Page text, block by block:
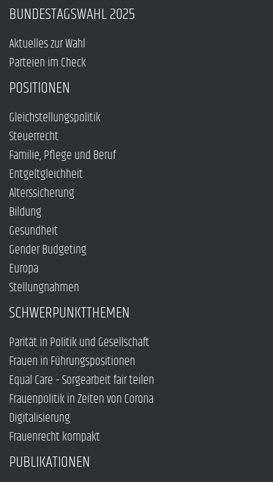
BUNDESTAGSWAHL 2025
Aktuelles zur Wahl
Parteien im Check
POSITIONEN
Gleichstellungspolitik
Steuerrecht
Familie, Pflege und Beruf
Entgeltgleichheit
Alterssicherung
Bildung
Gesundheit
Gender Budgeting
Europa
Stellungnahmen
SCHWERPUNKTTHEMEN
Parität in Politik und Gesellschaft
Frauen in Führungspositionen
Equal Care – Sorgearbeit fair teilen
Frauenpolitik in Zeiten von Corona
Digitalisierung
Frauenrecht kompakt
PUBLIKATIONEN